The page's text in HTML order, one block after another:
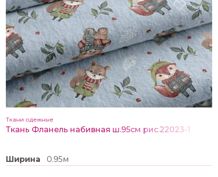
Ткани одежные
Ткань Фланель набивная ш.95см рис.22023-1
Ширина 0.95м